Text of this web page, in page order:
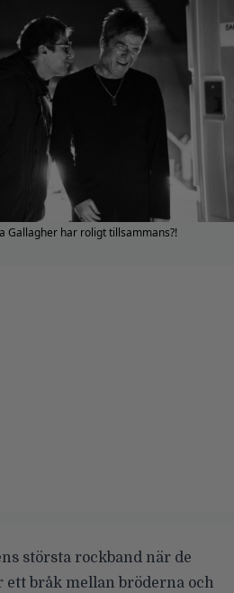
Gallagher har roligt tillsammans?!
största rockband när de
ett bråk mellan bröderna och